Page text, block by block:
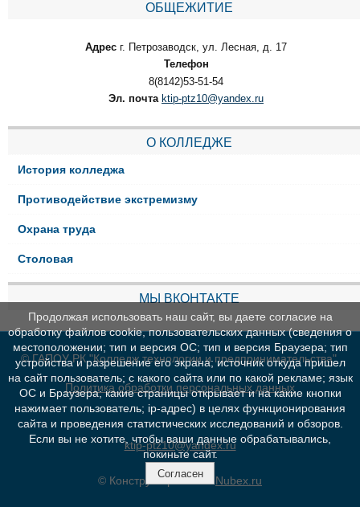
ОБЩЕЖИТИЕ
Адрес г. Петрозаводск, ул. Лесная, д. 17
Телефон
8(8142)53-51-54
Эл. почта ktip-ptz10@yandex.ru
О КОЛЛЕДЖЕ
История колледжа
Противодействие экстремизму
Охрана труда
Столовая
МЫ ВКОНТАКТЕ
© ГАПОУ РК "Колледж технологии и предпринимательства"
Политика обработки персональных данных
ktip-ptz10@yandex.ru
© Конструктор сайтов Nubex.ru
Продолжая использовать наш сайт, вы даете согласие на
обработку файлов cookie, пользовательских данных (сведения о
местоположении; тип и версия ОС; тип и версия Браузера; тип
устройства и разрешение его экрана; источник откуда пришел
на сайт пользователь; с какого сайта или по какой рекламе; язык
ОС и Браузера; какие страницы открывает и на какие кнопки
нажимает пользователь; ip-адрес) в целях функционирования
сайта и проведения статистических исследований и обзоров.
Если вы не хотите, чтобы ваши данные обрабатывались,
покиньте сайт.
Согласен